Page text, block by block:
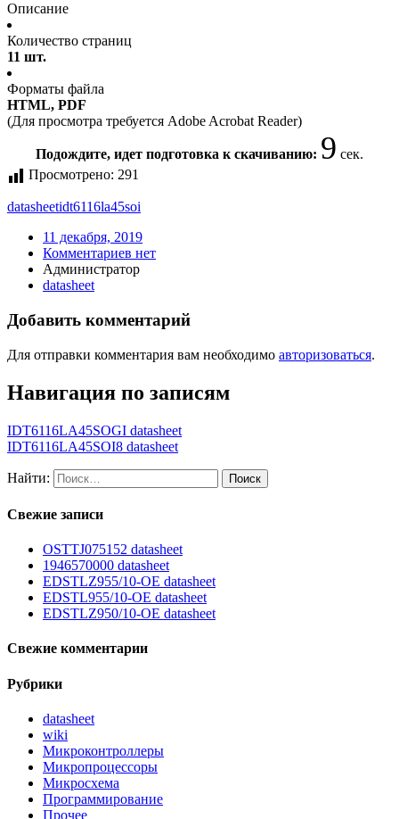
Описание
Количество страниц
11 шт.
Форматы файла
HTML, PDF
(Для просмотра требуется Adobe Acrobat Reader)
Подождите, идет подготовка к скачиванию: 9 сек.
Просмотрено: 291
datasheetidt6116la45soi
11 декабря, 2019
Комментариев нет
Администратор
datasheet
Добавить комментарий
Для отправки комментария вам необходимо авторизоваться.
Навигация по записям
IDT6116LA45SOGI datasheet
IDT6116LA45SOI8 datasheet
Найти:
Свежие записи
OSTTJ075152 datasheet
1946570000 datasheet
EDSTLZ955/10-OE datasheet
EDSTL955/10-OE datasheet
EDSTLZ950/10-OE datasheet
Свежие комментарии
Рубрики
datasheet
wiki
Микроконтроллеры
Микропроцессоры
Микросхема
Программирование
Прочее